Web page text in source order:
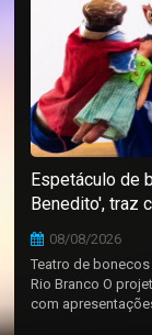
Espetáculo de
Benedito', traz
08/08/2026
Teatro de
Rio Branco O
com